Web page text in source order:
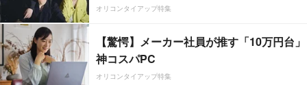
オリコンタイアップ特集
【驚愕】メーカー社員が推す「10万円台」
神コスパPC
オリコンタイアップ特集